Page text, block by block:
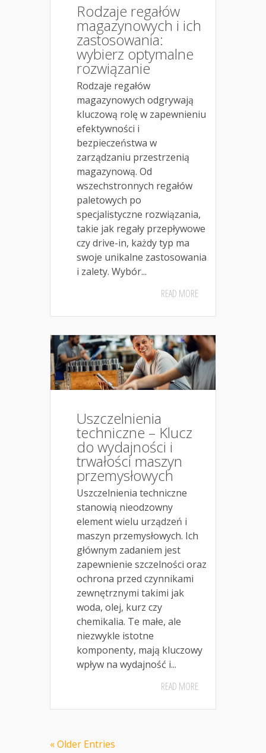
Rodzaje regałów
magazynowych i ich
zastosowania:
wybierz optymalne
rozwiązanie
Rodzaje regałów
magazynowych odgrywają
kluczową rolę w zapewnieniu
efektywności i
bezpieczeństwa w
zarządzaniu przestrzenią
magazynową. Od
wszechstronnych regałów
paletowych po
specjalistyczne rozwiązania,
takie jak regały przepływowe
czy drive-in, każdy typ ma
swoje unikalne zastosowania
i zalety. Wybór...
READ MORE
Uszczelnienia
techniczne – Klucz
do wydajności i
trwałości maszyn
przemysłowych
Uszczelnienia techniczne
stanowią nieodzowny
element wielu urządzeń i
maszyn przemysłowych. Ich
głównym zadaniem jest
zapewnienie szczelności oraz
ochrona przed czynnikami
zewnętrznymi takimi jak
woda, olej, kurz czy
chemikalia. Te małe, ale
niezwykle istotne
komponenty, mają kluczowy
wpływ na wydajność i...
READ MORE
« Older Entries